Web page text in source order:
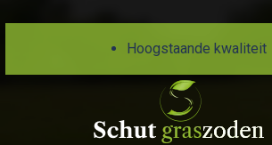
Hoogstaande kwaliteit